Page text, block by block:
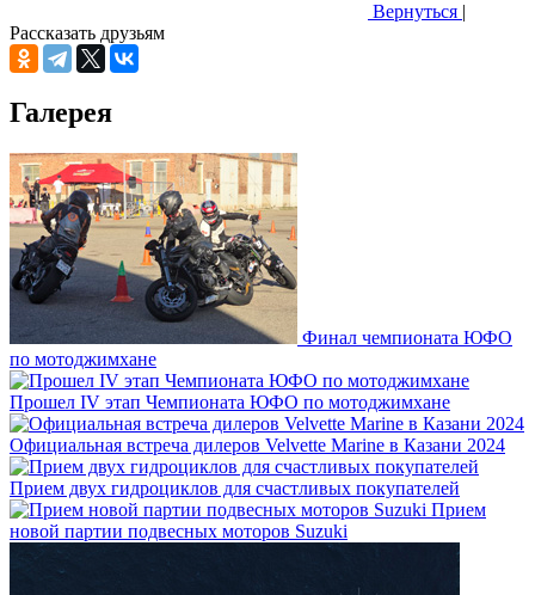
Вернуться |
Рассказать друзьям
Галерея
Финал чемпионата ЮФО
по мотоджимхане
Прошел IV этап Чемпионата ЮФО по мотоджимхане
Официальная встреча дилеров Velvette Marine в Казани 2024
Прием двух гидроциклов для счастливых покупателей
Прием
новой партии подвесных моторов Suzuki